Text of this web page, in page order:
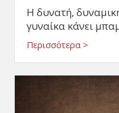
Η δυνατή,
γυναίκα κάνει
Περισσότερα >